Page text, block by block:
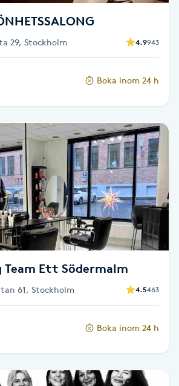
29, Stockholm 4.9943
Boka inom 24 h
Team Ett Södermalm
61, Stockholm 4.5463
Boka inom 24 h